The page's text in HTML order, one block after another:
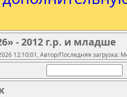
- 2012 г.р. и младше
12:10:01, Автор/Последняя загрузка: